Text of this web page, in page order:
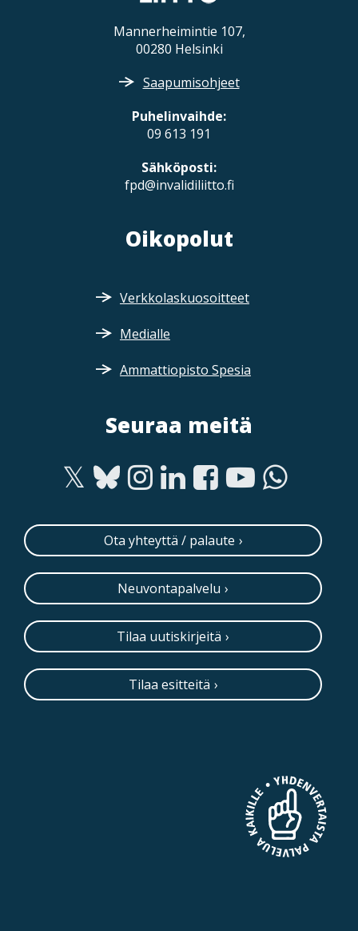
Mannerheimintie 107,
00280 Helsinki
Saapumisohjeet
Puhelinvaihde:
09 613 191
Sähköposti:
fpd@invalidiliitto.fi
Oikopolut
Verkkolaskuosoitteet
Medialle
Ammattiopisto Spesia
Seuraa meitä
Ota yhteyttä / palaute
Neuvontapalvelu
Tilaa uutiskirjeitä
Tilaa esitteitä